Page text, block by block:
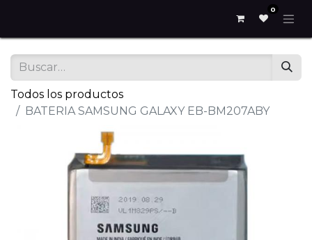
0
Todos los productos
BATERIA SAMSUNG GALAXY EB-BM207ABY